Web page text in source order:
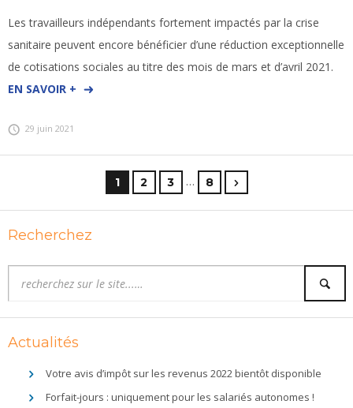
Les travailleurs indépendants fortement impactés par la crise
sanitaire peuvent encore bénéficier d’une réduction exceptionnelle
de cotisations sociales au titre des mois de mars et d’avril 2021.
EN SAVOIR +
29 juin 2021
1 2 3 … 8
Recherchez
Actualités
Votre avis d’impôt sur les revenus 2022 bientôt disponible
Forfait-jours : uniquement pour les salariés autonomes !